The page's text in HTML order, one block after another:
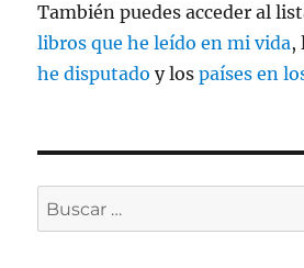
También puedes acceder al
libros que he leído en mi vida,
he disputado y lospaíses en
Buscar
por: